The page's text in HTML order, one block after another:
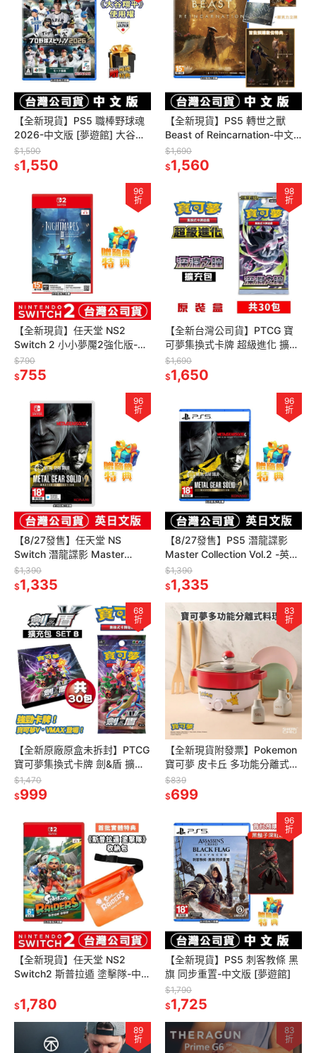
【全新現貨】PS5 職棒野球魂
2026-中文版 [夢遊館] 大谷翔
平 數位DLC
$1,590
$1,550
【全新現貨】PS5 轉世之獸
Beast of Reincarnation-中文
版 [夢遊館] 輪迴之獸
$1,690
$1,560
96
折
【全新現貨】任天堂 NS2
Switch 2 小小夢魘2強化版-中
文版(鑰匙卡)[夢遊館]
$790
$755
98
折
【全新台灣公司貨】PTCG 寶
可夢集換式卡牌 超級進化 擴充
包 深淵之瞳 原裝盒(內30包)
M5F[夢遊館]
$1,690
$1,650
96
折
【8/27發售】任天堂 NS
Switch 潛龍諜影 Master
Collection Vol.2 -英日文版
$1,390
$1,335
96
折
【8/27發售】PS5 潛龍諜影
Master Collection Vol.2 -英日
文版 [夢遊館]
$1,390
$1,335
68
折
【全新原廠原盒未拆封】PTCG
寶可夢集換式卡牌 劍&盾 擴充
包 SET B (30包)-SC1b
$1,470
$999
83
折
【全新現貨附發票】Pokemon
寶可夢 皮卡丘 多功能分離式3L
料理鍋(PKM-EP02)[夢遊館]
$839
$699
【全新現貨】任天堂 NS2
Switch2 斯普拉遁 塗擊隊-中文
Splatoon
$1,780
96
折
【全新現貨】PS5 刺客教條 黑
旗 同步重置-中文版 [夢遊館]
$1,790
$1,725
89
折
83
折